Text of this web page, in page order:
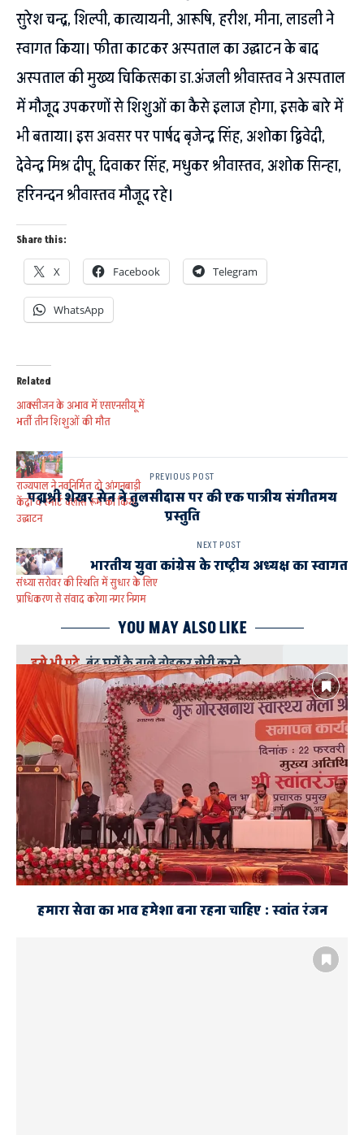
सुरेश चन्द्र, शिल्पी, कात्यायनी, आरूषि, हरीश, मीना, लाडली ने
स्वागत किया। फीता काटकर अस्पताल का उद्घाटन के बाद
अस्पताल की मुख्य चिकित्सका डा.अंजली श्रीवास्तव ने अस्पताल
में मौजूद उपकरणों से शिशुओं का कैसे इलाज होगा, इसके बारे में
भी बताया। इस अवसर पर पार्षद बृजेन्द्र सिंह, अशोका द्विवेदी,
देवेन्द्र मिश्र दीपू, दिवाकर सिंह, मधुकर श्रीवास्तव, अशोक सिन्हा,
हरिनन्दन श्रीवास्तव मौजूद रहे।
Share this:
X Facebook Telegram
WhatsApp
Related
आक्सीजन के अभाव में एसएनसीयू में
भर्ती तीन शिशुओं की मौत
राज्यपाल ने नवनिर्मित दो आंगनबाड़ी
केंद्रों व स्मार्ट क्लास रूम का किया
उद्घाटन
संध्या सरोवर की स्थिति में सुधार के लिए
प्राधिकरण से संवाद करेगा नगर निगम
इसे भी पढ़े बंद घरों के ताले तोड़कर चोरी करने
वाले तीन गिरफ्तार
PREVIOUS POST
पद्मश्री शेखर सेन ने तुलसीदास पर की एक पात्रीय संगीतमय
प्रस्तुति
NEXT POST
भारतीय युवा कांग्रेस के राष्ट्रीय अध्यक्ष का स्वागत
YOU MAY ALSO LIKE
हमारा सेवा का भाव हमेशा बना रहना चाहिए : स्वांत रंजन